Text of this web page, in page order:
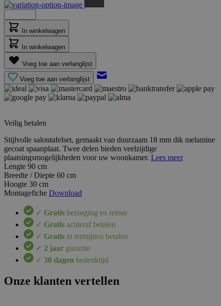
In winkelwagen
In winkelwagen
Voeg toe aan verlanglijst
Voeg toe aan verlanglijst
Veilig betalen
Stijlvolle salontafelset, gemaakt van duurzaam 18 mm dik melamine
gecoat spaanplaat. Twee delen bieden veelzijdige
plaatsingsmogelijkheden voor uw woonkamer. Lees meer
Lengte 90 cm
Breedte / Diepte 60 cm
Hoogte 30 cm
Montagefiche Download
✓ Gratis bezorging en retour
✓ Gratis achteraf betalen
✓ Gratis in termijnen betalen
✓ 2 jaar garantie
✓ 30 dagen bedenktijd
Onze klanten vertellen